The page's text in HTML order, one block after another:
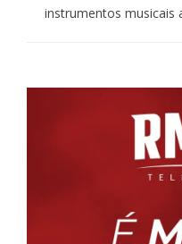
instrumentos musicais